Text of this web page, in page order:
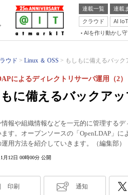
連載一覧 連載
クラウド
AI IoT
AIを作り動かし
ウド Linux ＆ OSS もしもに備えるバック
に備えるバックアッ
によるディレクトリサーバ運用（2）
報や組織情報などを一元的に管理する
ます。オープンソースの「OpenLDAP」
運用方法を紹介していきます。（編集部）
月12日 00時00分 公開
印刷 通知